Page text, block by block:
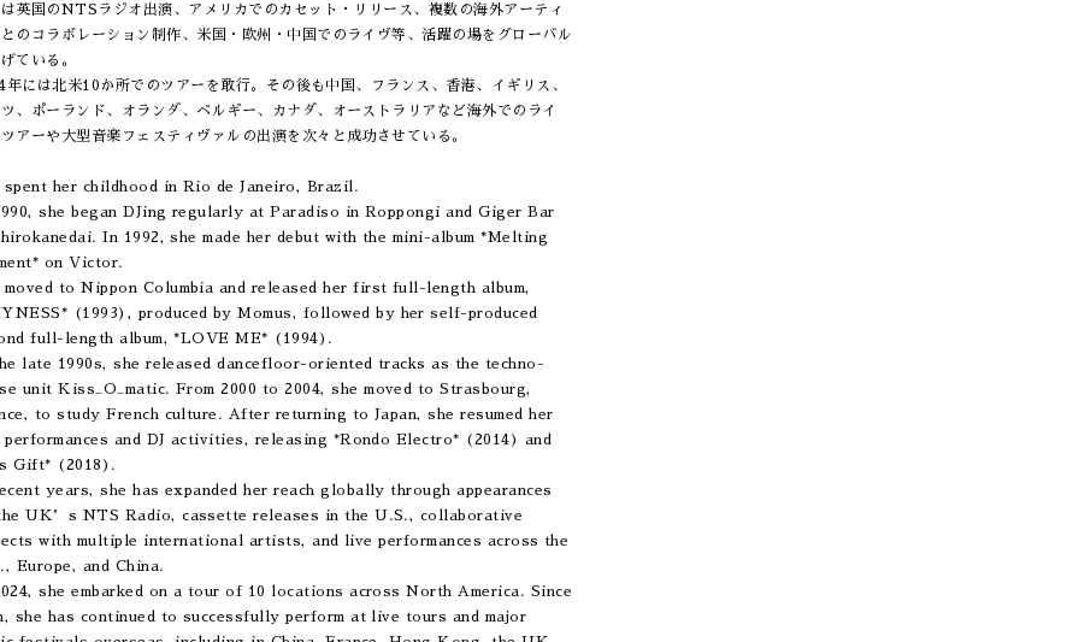
英国のNTSラジオ出演、アメリカでのカセット・リリース、複数の海外アーティ
とのコラボレーション制作、米国・欧州・中国でのライヴ等、活躍の場をグローバル
ている。
年には北米10か所でのツアーを敢行。その後も中国、フランス、香港、イギリス、
ツ、ポーランド、オランダ、ベルギー、カナダ、オーストラリアなど海外でのライ
ツアーや大型音楽フェスティヴァルの出演を次々と成功させている。
spent her childhood in Rio de Janeiro, Brazil.
she began DJing regularly at Paradiso in Roppongi and Giger Bar
In 1992, she made her debut with the mini-album *Melting
on Victor.
moved to Nippon Columbia and released her first full-length album,
(1993), produced by Momus, followed by her self-produced
full-length album, *LOVE ME* (1994).
late 1990s, she released dancefloor-oriented tracks as the techno-
unit Kiss_O_matic. From 2000 to 2004, she moved to Strasbourg,
to study French culture. After returning to Japan, she resumed her
performances and DJ activities, releasing *Rondo Electro* (2014) and
Gift* (2018).
years, she has expanded her reach globally through appearances
UK’s NTS Radio, cassette releases in the U.S., collaborative
with multiple international artists, and live performances across the
Europe, and China.
she embarked on a tour of 10 locations across North America. Since
she has continued to successfully perform at live tours and major